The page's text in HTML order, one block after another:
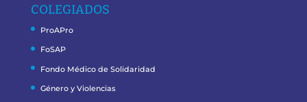
COLEGIADOS
ProAPro
FoSAP
Fondo Médico de Solidaridad
Género y Violencias